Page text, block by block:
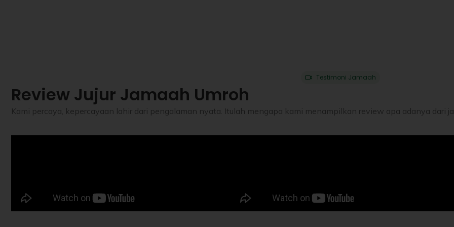
Testimoni Jamaah
Review Jujur Jamaah Umroh
Kami percaya, kepercayaan lahir dari pengalaman nyata. Itulah mengapa kami menampilkan review apa adanya dari